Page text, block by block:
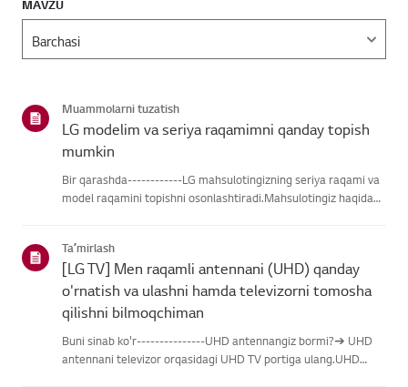
MAVZU
Muammolarni tuzatish
LG modelim va seriya raqamimni qanday topish
mumkin
Bir qarashda------------LG mahsulotingizning seriya raqami va
model raqamini topishni osonlashtiradi.Mahsulotingiz haqidagi
Taʼmirlash
[LG TV] Men raqamli antennani (UHD) qanday
o'rnatish va ulashni hamda televizorni tomosha
qilishni bilmoqchiman
Buni sinab ko'r---------------UHD antennangiz bormi?➔ UHD
antennani televizor orqasidagi UHD TV portiga ulang.UHD